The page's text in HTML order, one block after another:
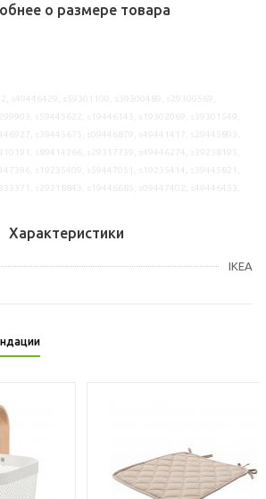
о размере товара
Характеристики
IKEA